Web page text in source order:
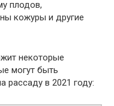
плодов,
кожуры и другие
некоторые
могут быть
в 2021 году: